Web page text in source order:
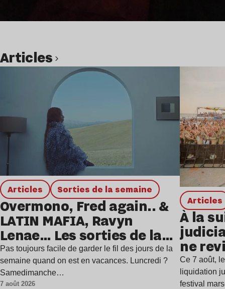
Articles
Articles Sorties de la semaine
Overmono, Fred again.. &
LATIN MAFIA, Ravyn
Lenae… Les sorties de la
semaine
Pas toujours facile de garder le fil des jours de la
semaine quand on est en vacances. Luncredi ?
Samedimanche…
7 août 2026
Articles
À la
ne
Ce 7 août,
liquidation
festival